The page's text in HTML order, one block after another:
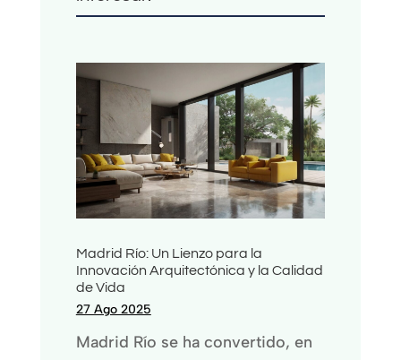
Madrid Río: Un Lienzo para la
Innovación Arquitectónica y la Calidad
de Vida
27 Ago 2025
Madrid Río se ha convertido, en